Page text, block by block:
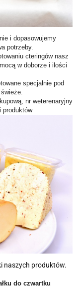
i dopasowujemy
potrzeby.
cteringów nasz
w doborze i ilości
specjalnie pod
nr weterenaryjny
produktów
naszych produktów.
do czwartku